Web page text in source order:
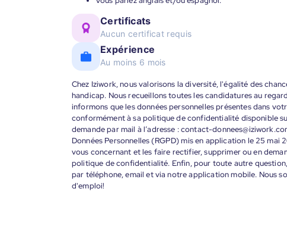
Certificats
Aucun certificat requis
Expérience
Au moins 6 mois
Chez Iziwork, nous valorisons la diversité, l'égalité des
handicap. Nous recueillons toutes les candidatures au
informons que les données personnelles présentes dans
conformément à sa politique de confidentialité disponible
demande par mail à l’adresse : contact-
Données Personnelles (RGPD) mis en application le 25 mai
vous concernant et les faire rectifier, supprimer ou en
politique de confidentialité. Enfin, pour toute autre
par téléphone, email et via notre application mobile. Nous
d'emploi!